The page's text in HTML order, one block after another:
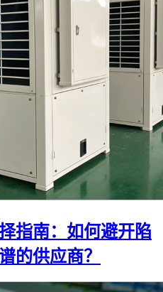
指南：如何避开陷
的供应商？